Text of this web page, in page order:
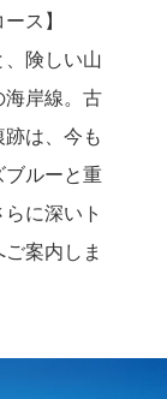
ス】
険しい山
海岸線。古
は、今も
ブルーと重
に深いト
案内しま